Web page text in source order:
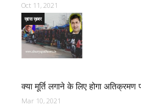
Oct 11, 2021
क्या मूर्ति लगाने के लिए होगा
ख़ास ख़बर
Mar 10, 2021